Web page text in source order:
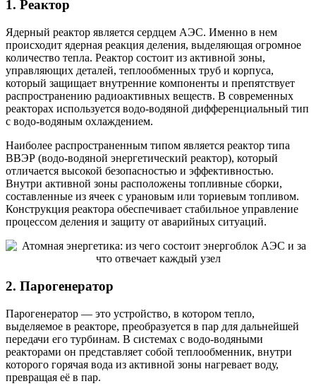
1. Реактор
Ядерный реактор является сердцем АЭС. Именно в нем
происходит ядерная реакция деления, выделяющая огромное
количество тепла. Реактор состоит из активной зоны,
управляющих деталей, теплообменных труб и корпуса,
который защищает внутренние компоненты и препятствует
распространению радиоактивных веществ. В современных
реакторах используется водо-водяной дифференциальный тип
с водо-водяным охлаждением.
Наиболее распространенным типом является реактор типа
ВВЭР (водо-водяной энергетический реактор), который
отличается высокой безопасностью и эффективностью.
Внутри активной зоны расположены топливные сборки,
составленные из ячеек с урановым или ториевым топливом.
Конструкция реактора обеспечивает стабильное управление
процессом деления и защиту от аварийных ситуаций.
2. Парогенератор
Парогенератор — это устройство, в котором тепло,
выделяемое в реакторе, преобразуется в пар для дальнейшей
передачи его турбинам. В системах с водо-водяными
реакторами он представляет собой теплообменник, внутри
которого горячая вода из активной зоны нагревает воду,
превращая её в пар.